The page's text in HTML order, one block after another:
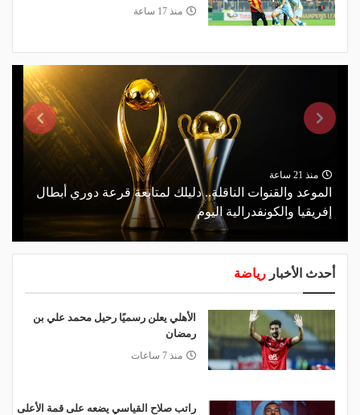
منذ 17 ساعة
منذ 21 ساعة
الموعد والقنوات الناقلة.. دليلك لمتابعة قرعة دوري أبطال
إفريقيا والكونفدرالية اليوم
أحدث الأخبار رياضة
الأهلي يعلن رسميًا رحيل محمد علي بن
رمضان
منذ 7 ساعات
راتب صلاح القياسي يضعه على قمة الأعلى